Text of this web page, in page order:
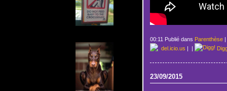
00:11 Publié dans Parenthèse|
del.icio.us | |
23/09/2015